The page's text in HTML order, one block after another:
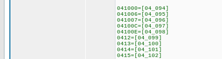
041000=[04_094]
041006=[04_095]
041007=[04_096]
04100C=[04_097]
04100E=[04_098]
0412=[04_099]
0413=[04_100]
0414=[04_101]
0415=[04_102]